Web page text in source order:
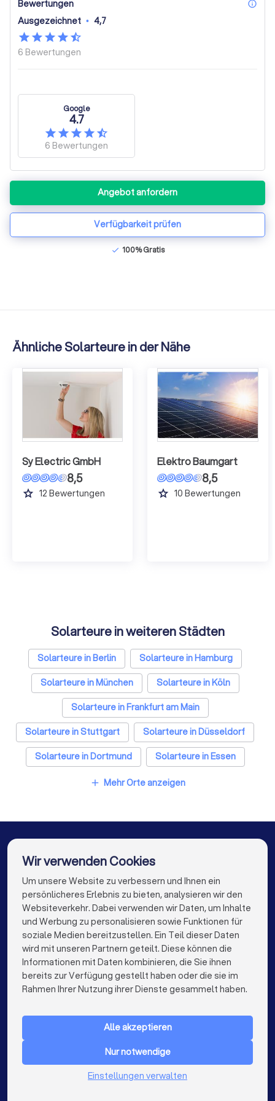
Bewertungen
Ausgezeichnet • 4,7
6 Bewertungen
Google
4.7
6 Bewertungen
Angebot anfordern
Verfügbarkeit prüfen
check 100% Gratis
Ähnliche Solarteure in der Nähe
Sy Electric GmbH
8,5
grade 12 Bewertungen
Elektro Baumgart
8,5
grade 10 Bewertungen
Solarteure in weiteren Städten
Solarteure in Berlin
Solarteure in Hamburg
Solarteure in München
Solarteure in Köln
Solarteure in Frankfurt am Main
Solarteure in Stuttgart
Solarteure in Düsseldorf
Solarteure in Dortmund
Solarteure in Essen
Solarteure in Bremen
Solarteure in Nürnberg
Solarteure in Bochum
Solarteure in Wuppertal
Solarteure in Bielefeld
Solarteure in Bonn
Solarteure in Münster
add Mehr Orte anzeigen
Die besten Unternehmen für Sie
info@trustlocal.de
FÜR PRIVATPERSONEN
Niederlande
Wir verwenden Cookies
Um unsere Website zu verbessern und Ihnen ein
persönlicheres Erlebnis zu bieten, analysieren wir den
Websiteverkehr. Dabei verwenden wir Daten, um Inhalte
und Werbung zu personalisieren sowie Funktionen für
soziale Medien bereitzustellen. Ein Teil dieser Daten
wird mit unseren Partnern geteilt. Diese können die
Informationen mit Daten kombinieren, die Sie ihnen
bereits zur Verfügung gestellt haben oder die sie im
Rahmen Ihrer Nutzung ihrer Dienste gesammelt haben.
Alle akzeptieren
Nur notwendige
Einstellungen verwalten